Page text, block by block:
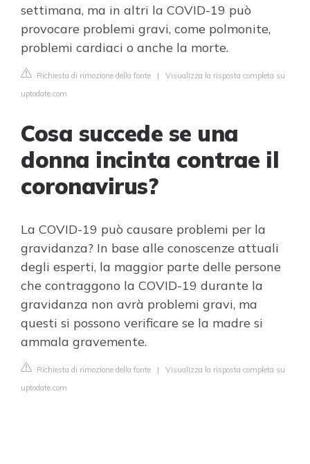
settimana, ma in altri la COVID-19 può
provocare problemi gravi, come polmonite,
problemi cardiaci o anche la morte.
Richiesta di rimozione della fonte | Visualizza la risposta completa su
uptodate.com
Cosa succede se una
donna incinta contrae il
coronavirus?
La COVID-19 può causare problemi per la
gravidanza? In base alle conoscenze attuali
degli esperti, la maggior parte delle persone
che contraggono la COVID-19 durante la
gravidanza non avrà problemi gravi, ma
questi si possono verificare se la madre si
ammala gravemente.
Richiesta di rimozione della fonte | Visualizza la risposta completa su
uptodate.com